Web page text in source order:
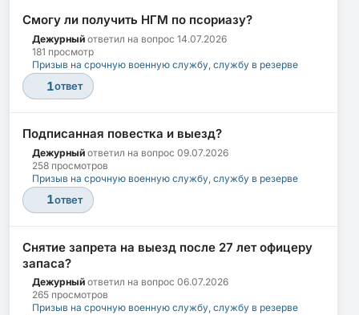
Смогу ли получить НГМ по псориазу?
Дежурный ответил на вопрос 14.07.2026
181 просмотр
Призыв на срочную военную службу, службу в резерве
1ответ
Подписанная повестка и выезд?
Дежурный ответил на вопрос 09.07.2026
258 просмотров
Призыв на срочную военную службу, службу в резерве
1ответ
Снятие запрета на выезд после 27 лет офицеру
запаса?
Дежурный ответил на вопрос 06.07.2026
265 просмотров
Призыв на срочную военную службу, службу в резерве